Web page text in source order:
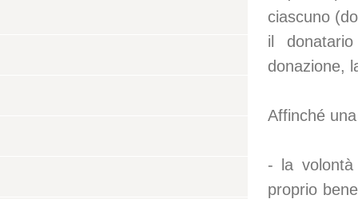
ciascuno
il
donazione,
Affinché
- la
proprio